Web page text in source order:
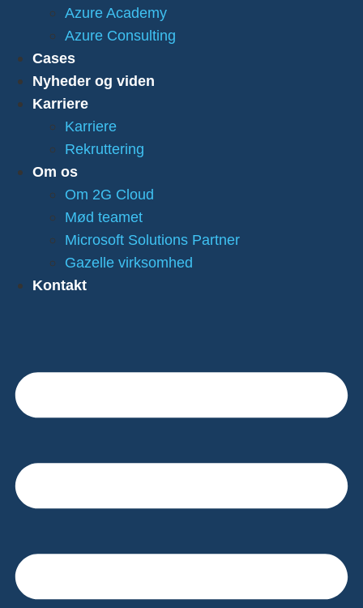
Azure Academy
Azure Consulting
Cases
Nyheder og viden
Karriere
Karriere
Rekruttering
Om os
Om 2G Cloud
Mød teamet
Microsoft Solutions Partner
Gazelle virksomhed
Kontakt